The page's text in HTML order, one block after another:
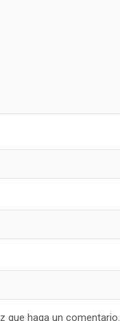
que haga un comentario.